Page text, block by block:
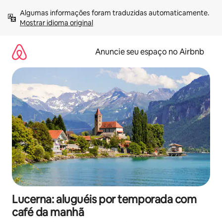
para
Mostrar idioma original
Anuncie seu espaço no Airbnb
Lucerna: aluguéis por temporada com
café da manhã